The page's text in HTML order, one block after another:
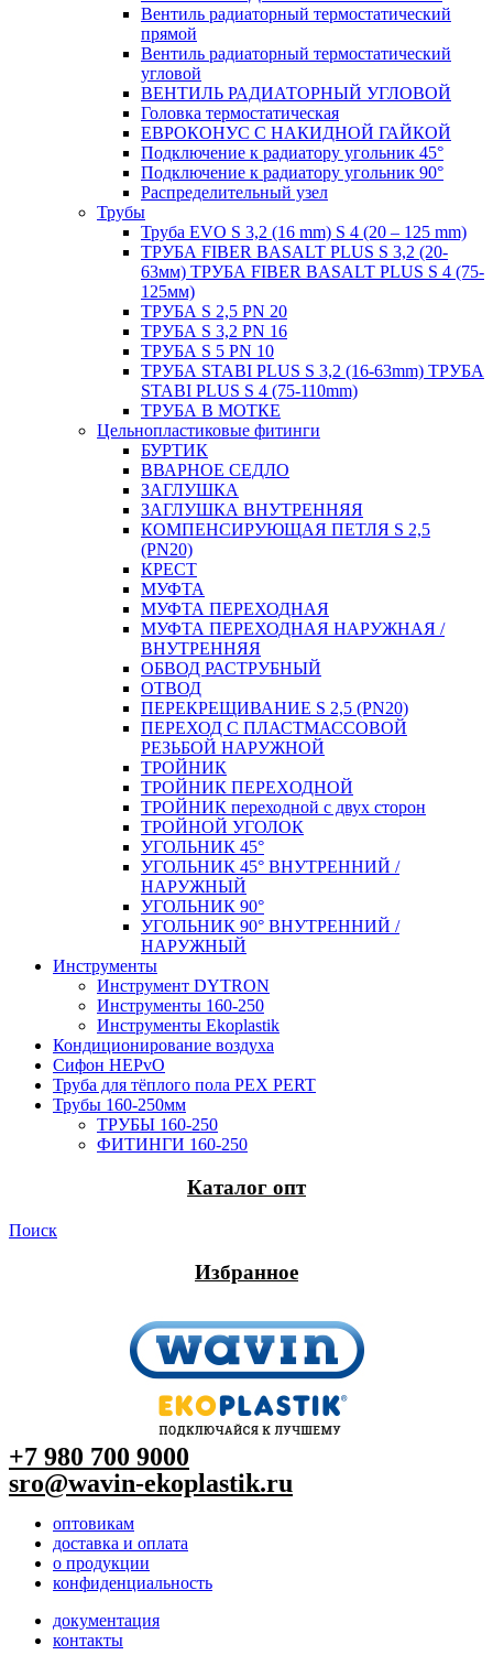
Вентиль радиаторный термостатический
прямой
Вентиль радиаторный термостатический
угловой
ВЕНТИЛЬ РАДИАТОРНЫЙ УГЛОВОЙ
Головка термостатическая
ЕВРОКОНУС С НАКИДНОЙ ГАЙКОЙ
Подключение к радиатору угольник 45°
Подключение к радиатору угольник 90°
Распределительный узел
Трубы
Труба EVO S 3,2 (16 mm) S 4 (20 – 125 mm)
ТРУБА FIBER BASALT PLUS S 3,2 (20-
63мм) ТРУБА FIBER BASALT PLUS S 4 (75-
125мм)
ТРУБА S 2,5 PN 20
ТРУБА S 3,2 PN 16
ТРУБА S 5 PN 10
ТРУБА STABI PLUS S 3,2 (16-63mm) ТРУБА
STABI PLUS S 4 (75-110mm)
ТРУБА В МОТКЕ
Цельнопластиковые фитинги
БУРТИК
ВВАРНОЕ СЕДЛО
ЗАГЛУШКА
ЗАГЛУШКА ВНУТРЕННЯЯ
КОМПЕНСИРУЮЩАЯ ПЕТЛЯ S 2,5
(PN20)
КРЕСТ
МУФТА
МУФТА ПЕРЕХОДНАЯ
МУФТА ПЕРЕХОДНАЯ НАРУЖНАЯ /
ВНУТРЕННЯЯ
ОБВОД РАСТРУБНЫЙ
ОТВОД
ПЕРЕКРЕЩИВАНИЕ S 2,5 (PN20)
ПЕРЕХОД С ПЛАСТМАССОВОЙ
РЕЗЬБОЙ НАРУЖНОЙ
ТРОЙНИК
ТРОЙНИК ПЕРЕXОДНОЙ
ТРОЙНИК переходной с двух сторон
ТРОЙНОЙ УГОЛОК
УГОЛЬНИК 45°
УГОЛЬНИК 45° ВНУТРЕННИЙ /
НАРУЖНЫЙ
УГОЛЬНИК 90°
УГОЛЬНИК 90° ВНУТРЕННИЙ /
НАРУЖНЫЙ
Инструменты
Инструмент DYTRON
Инструменты 160-250
Инструменты Ekoplastik
Кондиционирование воздуха
Сифон HEPvO
Труба для тёплого пола PEX PERT
Трубы 160-250мм
ТРУБЫ 160-250
ФИТИНГИ 160-250
Каталог опт
Поиск
Избранное
+7 980 700 9000
sro@wavin-ekoplastik.ru
оптовикам
доставка и оплата
о продукции
конфиденциальность
документация
контакты